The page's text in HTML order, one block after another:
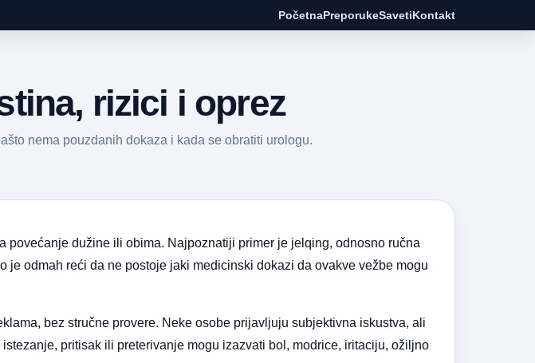
PočetnaPreporukeSavetiKontakt
rizici i oprez
nema pouzdanih dokaza i kada se obratiti urologu.
povećanje dužine ili obima. Najpoznatiji primer je jelqing, odnosno ručna
odmah reći da ne postoje jaki medicinski dokazi da ovakve vežbe mogu
bez stručne provere. Neke osobe prijavljuju subjektivna iskustva, ali
pritisak ili preterivanje mogu izazvati bol, modrice, iritaciju, ožiljno